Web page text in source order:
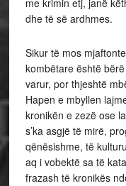
me krimin etj, janë
dhe të së ardhmes.
Sikur të mos
kombëtare është
varur, por thjeshtë
Hapen e mbyllen
kronikën e zezë ose
s’ka asgjë të mirë,
qënësishme, të
aq i vobektë sa të
frazash të kronikës